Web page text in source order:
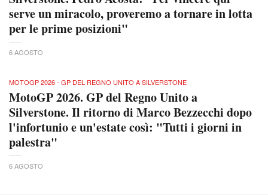
serve un miracolo, proveremo a tornare in lotta
per le prime posizioni"
6 AGOSTO
MOTOGP 2026 - GP DEL REGNO UNITO A SILVERSTONE
MotoGP 2026. GP del Regno Unito a
Silverstone. Il ritorno di Marco Bezzecchi dopo
l'infortunio e un'estate così: "Tutti i giorni in
palestra"
6 AGOSTO